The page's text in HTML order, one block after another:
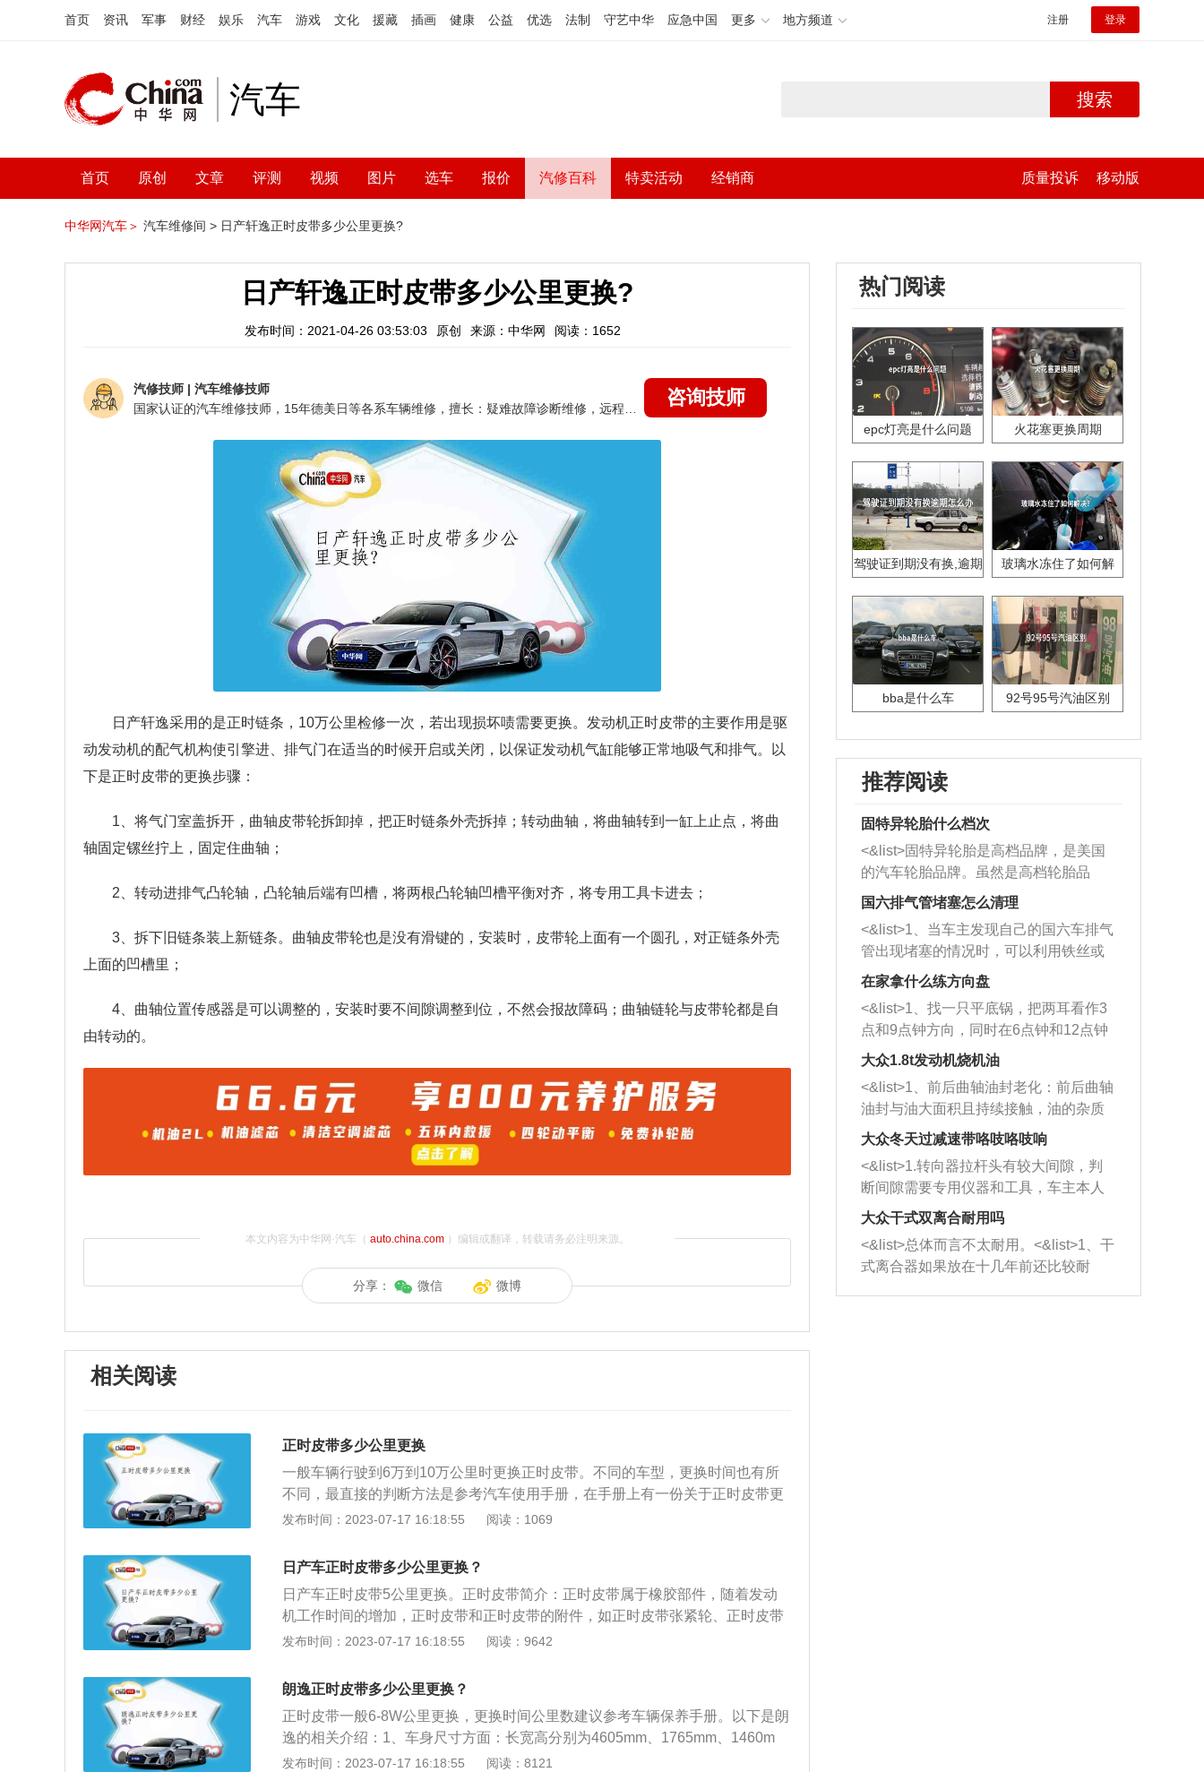
首页 资讯 军事 财经 娱乐 汽车 游戏 文化 援藏 插画 健康 公益 优选 法制 守艺中华 应急中国 更多 地方频道 注册 登录
汽车 搜索
首页 原创 文章 评测 视频 图片 选车 报价 汽修百科 特卖活动 经销商 质量投诉 移动版
中华网汽车＞ 汽车维修间 > 日产轩逸正时皮带多少公里更换?
日产轩逸正时皮带多少公里更换?
发布时间：2021-04-26 03:53:03 原创 来源：中华网 阅读：1652
汽修技师 | 汽车维修技师
咨询技师
日产轩逸采用的是正时链条，10万公里检修一次，若出现损坏啧需要更换。发动机正时皮带的主要作用是驱
动发动机的配气机构使引擎进、排气门在适当的时候开启或关闭，以保证发动机气缸能够正常地吸气和排气。以
下是正时皮带的更换步骤：
1、将气门室盖拆开，曲轴皮带轮拆卸掉，把正时链条外壳拆掉；转动曲轴，将曲轴转到一缸上止点，将曲
轴固定镙丝拧上，固定住曲轴；
2、转动进排气凸轮轴，凸轮轴后端有凹槽，将两根凸轮轴凹槽平衡对齐，将专用工具卡进去；
3、拆下旧链条装上新链条。曲轴皮带轮也是没有滑键的，安装时，皮带轮上面有一个圆孔，对正链条外壳
上面的凹槽里；
4、曲轴位置传感器是可以调整的，安装时要不间隙调整到位，不然会报故障码；曲轴链轮与皮带轮都是自
由转动的。
本文内容为中华网·汽车（ auto.china.com）编辑或翻译，转载请务必注明来源。
分享： 微信 微博
相关阅读
正时皮带多少公里更换
一般车辆行驶到6万到10万公里时更换正时皮带。不同的车型，更换时间也有所
不同，最直接的判断方法是参考汽车使用手册，在手册上有一份关于正时皮带更
换时间的说明。发动机正时皮带，又称时规皮带，是发动机配气机构的重要组成
配气系统的重要部件，它通过与曲轴的连接并配合一定的传动比来保证进、排气
时间准确。皮带坏时没有征兆，一断发动机气门、点火就会停止或者乱套，情况
严重的还会导致气缸盖、气门、曲轴等部件损坏。正时皮带断了以后会导致汽车
熄火（注意：不要再次启动，减少损失），发动机的气门弯曲，活塞、连杆变
形、甚至缸体捣坏，使用正时皮带，请牢记更换周期，到了公里数及时更换。
发布时间：2023-07-17 16:18:55 阅读：1069
日产车正时皮带多少公里更换？
日产车正时皮带5公里更换。正时皮带简介：正时皮带属于橡胶部件，随着发动
机工作时间的增加，正时皮带和正时皮带的附件，如正时皮带张紧轮、正时皮带
张紧器和水泵等都会发生磨损或老化。更换正时皮带必要性：正时皮带负责发动
损坏，气门、点火工作会停止或者乱套，发动机将不能工作，严重的情况气缸盖
还会被损坏。
发布时间：2023-07-17 16:18:55 阅读：9642
朗逸正时皮带多少公里更换？
正时皮带一般6-8W公里更换，更换时间公里数建议参考车辆保养手册。以下是朗
逸的相关介绍：1、车身尺寸方面：长宽高分别为4605mm、1765mm、1460m
m，轴距为2610mm。2、配色方面：朗逸继承大众车系在国内一贯的“上深下
发布时间：2023-07-17 16:18:55 阅读：8121
热门阅读
epc灯亮是什么问题 火花塞更换周期
驾驶证到期没有换,逾期
玻璃水冻住了如何解
bba是什么车 92号95号汽油区别
推荐阅读
固特异轮胎什么档次
<&list>固特异轮胎是高档品牌，是美国
的汽车轮胎品牌。虽然是高档轮胎品
牌，但是中高低端的轮胎都有生产，这
也是为了更好的开拓市场。
国六排气管堵塞怎么清理
<&list>1、当车主发现自己的国六车排气
管出现堵塞的情况时，可以利用铁丝或
者是细棍，直接将杂物给取出来，如果
堵塞情况比较严重，也可以采取应急措
施。 <&list>2、直接利用木棍将所有的
杂物推到排气管里面的位置处，然后将
三元催化器拆解开，就可以将堵塞的东
西取出来。但如果是因为积碳过多引起
的堵塞，就需要将三元催化器泡在草酸
洗剂对堵塞的情况得到解决，将清洗剂
放在燃油箱中，与燃油混合后，车辆启
动时，就可以和汽油一起进入到燃烧
室，最后形成废气排出，就可以让三元
催化器得到清洗，排气管堵塞的情况就
能够得到解决。
在家拿什么练方向盘
<&list>1、找一只平底锅，把两耳看作3
点和9点钟方向，同时在6点钟和12点钟
方向做一个标记。 <&list>2、双手握住
一圈半的练习，往右同样也要打相同的
圈数。 <&list>3、最后强调要反复练
习，这样就可以形成肌肉记忆，在真实
驾驶车辆时，不需要记忆也能打好方
向。
大众1.8t发动机烧机油
<&list>1、前后曲轴油封老化：前后曲轴
油封与油大面积且持续接触，油的杂质
和发动机内持续温度变化使其密封效果
逐渐减弱，导致渗油或漏油。<&list>2、
活塞间隙过大：积碳会使活塞环与缸体
的间隙扩大，导致机油流入燃烧室中，
造成烧机油。<&list>3、机油粘度。使用
机油粘度过小的话，同样会有烧机油现
象，机油粘度过小具有很好的流动性，
大众冬天过减速带咯吱咯吱响
<&list>1.转向器拉杆头有较大间隙，判
断间隙需要专用仪器和工具，车主本人
无法制作，需要将车辆送到修理厂或4s
店；<&list>2.车辆半轴套管防尘罩破
裂，破裂后会出现漏油现象，使半轴磨
损严重，磨损的半轴容易损坏，产生异
响；<&list>3.稳定器的转向胶套和球头
大众干式双离合耐用吗
<&list>总体而言不太耐用。<&list>1、干
式离合器如果放在十几年前还比较耐